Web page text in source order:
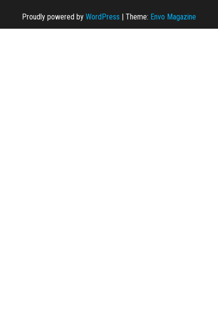
Proudly powered by WordPress Theme: Envo Magazine